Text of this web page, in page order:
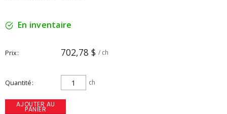
En inventaire
Prix 702,78 $ / ch
Quantité ch
AJOUTER AU
PANIER